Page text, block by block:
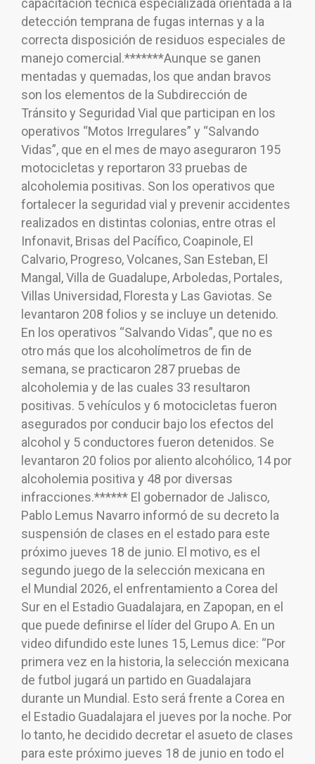
detección temprana de fugas internas y a la
correcta disposición de residuos especiales de
manejo comercial.*******Aunque se ganen
mentadas y quemadas, los que andan bravos
son los elementos de la Subdirección de
Tránsito y Seguridad Vial que participan en los
operativos “Motos Irregulares” y “Salvando
Vidas”, que en el mes de mayo aseguraron 195
motocicletas y reportaron 33 pruebas de
alcoholemia positivas. Son los operativos que
fortalecer la seguridad vial y prevenir accidentes
realizados en distintas colonias, entre otras el
Infonavit, Brisas del Pacífico, Coapinole, El
Calvario, Progreso, Volcanes, San Esteban, El
Mangal, Villa de Guadalupe, Arboledas, Portales,
Villas Universidad, Floresta y Las Gaviotas. Se
levantaron 208 folios y se incluye un detenido.
En los operativos “Salvando Vidas”, que no es
otro más que los alcoholímetros de fin de
semana, se practicaron 287 pruebas de
alcoholemia y de las cuales 33 resultaron
positivas. 5 vehículos y 6 motocicletas fueron
asegurados por conducir bajo los efectos del
alcohol y 5 conductores fueron detenidos. Se
levantaron 20 folios por aliento alcohólico, 14 por
alcoholemia positiva y 48 por diversas
infracciones.****** El gobernador de Jalisco,
Pablo Lemus Navarro informó de su decreto la
suspensión de clases en el estado para este
próximo jueves 18 de junio. El motivo, es el
segundo juego de la selección mexicana en
el Mundial 2026, el enfrentamiento a Corea del
Sur en el Estadio Guadalajara, en Zapopan, en el
que puede definirse el líder del Grupo A. En un
video difundido este lunes 15, Lemus dice: “Por
primera vez en la historia, la selección mexicana
de futbol jugará un partido en Guadalajara
durante un Mundial. Esto será frente a Corea en
el Estadio Guadalajara el jueves por la noche. Por
lo tanto, he decidido decretar el asueto de clases
para este próximo jueves 18 de junio en todo el